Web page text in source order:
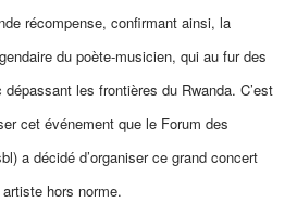
récompense, confirmant ainsi, la
du poète-musicien, qui au fur des
dépassant les frontières du Rwanda. C’est
cet événement que le Forum des
a décidé d’organiser ce grand concert
hors norme.